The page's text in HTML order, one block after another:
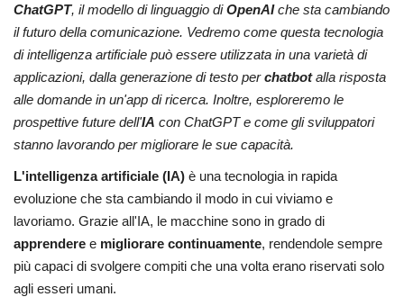
ChatGPT, il modello di linguaggio diOpenAIche sta cambiando
il futuro della comunicazione. Vedremo come questa tecnologia
di intelligenza artificiale può essere utilizzata in una varietà di
applicazioni, dalla generazione di testo perchatbotalla risposta
alle domande in un'app di ricerca. Inoltre, esploreremo le
prospettive future dell'IA con ChatGPT e come gli sviluppatori
stanno lavorando per migliorare le sue capacità.
L'intelligenza artificiale (IA) è una tecnologia in rapida
evoluzione che sta cambiando il modo in cui viviamo e
lavoriamo. Grazie all'IA, le macchine sono in grado di
apprendere e migliorare continuamente, rendendole sempre
più capaci di svolgere compiti che una volta erano riservati solo
agli esseri umani.